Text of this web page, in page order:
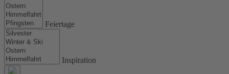
Feiertage
Inspiration